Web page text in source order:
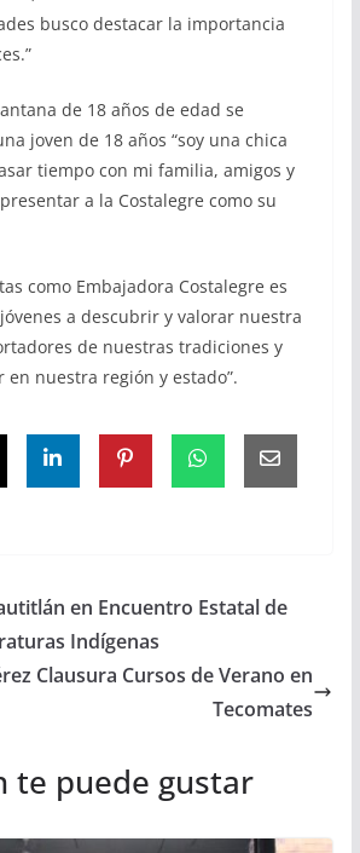
busco destacar la importancia
de 18 años de edad se
joven de 18 años “soy una chica
tiempo con mi familia, amigos y
a la Costalegre como su
como Embajadora Costalegre es
a descubrir y valorar nuestra
de nuestras tradiciones y
en nuestra región y estado”.
en Encuentro Estatal de
Indígenas
Clausura Cursos de Verano en
Tecomates
te puede gustar